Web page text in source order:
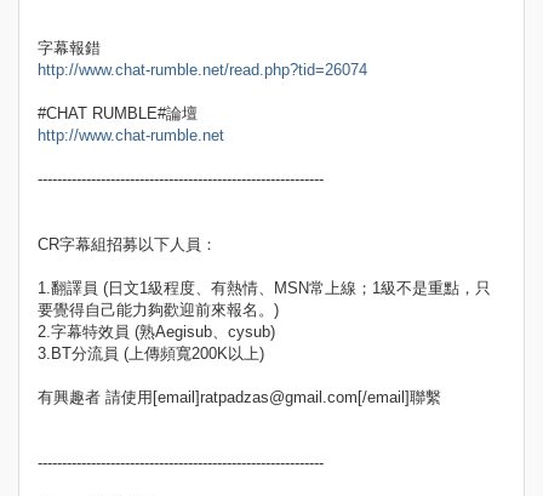
字幕報錯
http://www.chat-rumble.net/read.php?tid=26074
#CHAT RUMBLE#論壇
http://www.chat-rumble.net
-----------------------------------------------------------
CR字幕組招募以下人員：
1.翻譯員 (日文1級程度、有熱情、MSN常上線；1級不是重點，只
要覺得自己能力夠歡迎前來報名。)
2.字幕特效員 (熟Aegisub、cysub)
3.BT分流員 (上傳頻寬200K以上)
有興趣者 請使用[email]ratpadzas@gmail.com[/email]聯繫
-----------------------------------------------------------